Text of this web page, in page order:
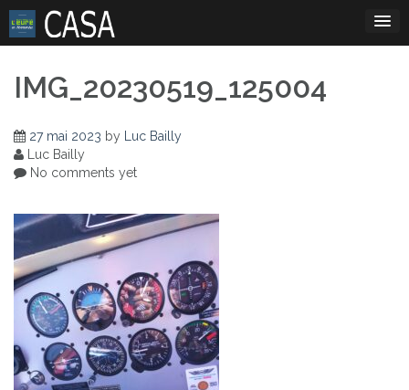
Skip
content
IMG_20230519_125004
27 mai 2023 by Luc Bailly
Luc Bailly
No comments yet